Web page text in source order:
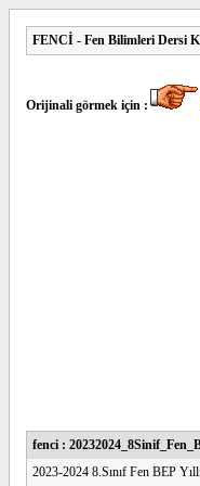
FENCİ - Fen Bilimleri Dersi
Orijinali görmek için :
fenci :
2023-2024 8.Sınıf Fen BEP